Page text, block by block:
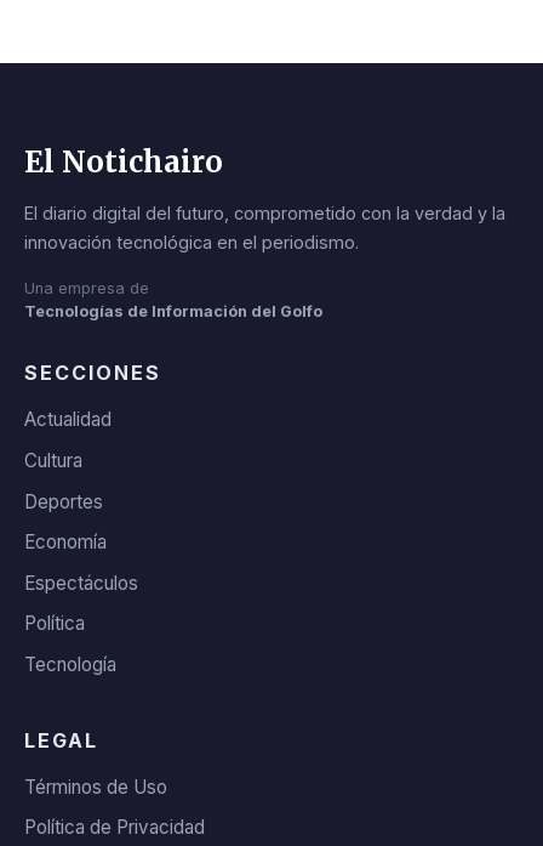
El Notichairo
El diario digital del futuro, comprometido con la verdad y la
innovación tecnológica en el periodismo.
Una empresa de
Tecnologías de Información del Golfo
SECCIONES
Actualidad
Cultura
Deportes
Economía
Espectáculos
Política
Tecnología
LEGAL
Términos de Uso
Política de Privacidad